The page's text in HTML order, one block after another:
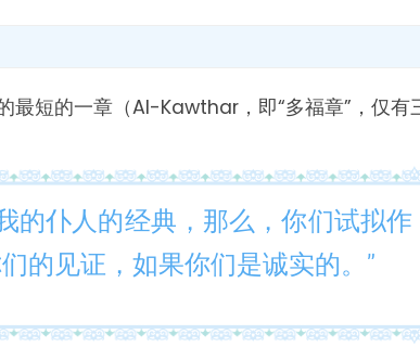
最短的一章（Al-Kawthar，即“多福章”，仅有
的仆人的经典，那么，你们试拟作
的见证，如果你们是诚实的。”